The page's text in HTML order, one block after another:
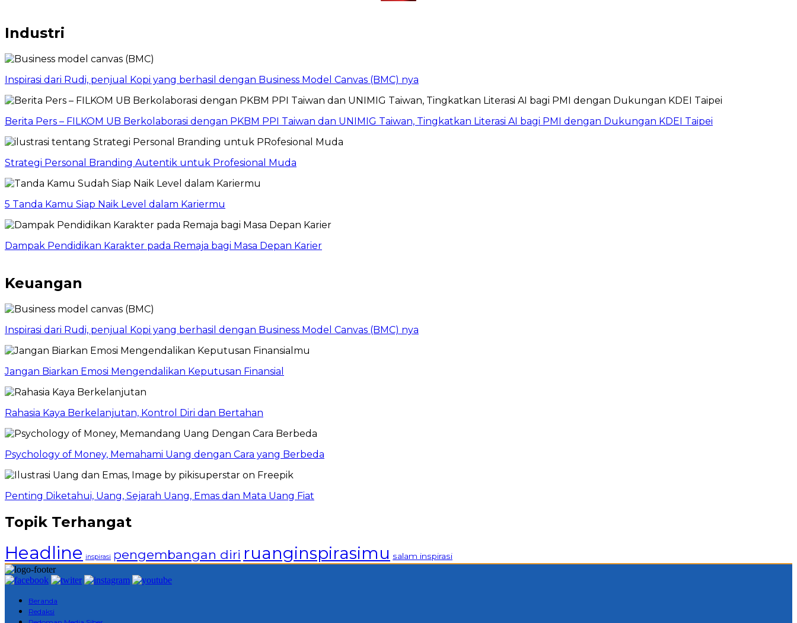
Industri
Inspirasi dari Rudi, penjual Kopi yang berhasil dengan Business Model Canvas (BMC) nya
Berita Pers – FILKOM UB Berkolaborasi dengan PKBM PPI Taiwan dan UNIMIG Taiwan, Tingkatkan Literasi AI bagi PMI dengan Dukungan KDEI Taipei
Strategi Personal Branding Autentik untuk Profesional Muda
5 Tanda Kamu Siap Naik Level dalam Kariermu
Dampak Pendidikan Karakter pada Remaja bagi Masa Depan Karier
Keuangan
Inspirasi dari Rudi, penjual Kopi yang berhasil dengan Business Model Canvas (BMC) nya
Jangan Biarkan Emosi Mengendalikan Keputusan Finansial
Rahasia Kaya Berkelanjutan, Kontrol Diri dan Bertahan
Psychology of Money, Memahami Uang dengan Cara yang Berbeda
Penting Diketahui, Uang, Sejarah Uang, Emas dan Mata Uang Fiat
Topik Terhangat
Headline inspirasi pengembangan diri ruanginspirasimu salam inspirasi
Beranda
Redaksi